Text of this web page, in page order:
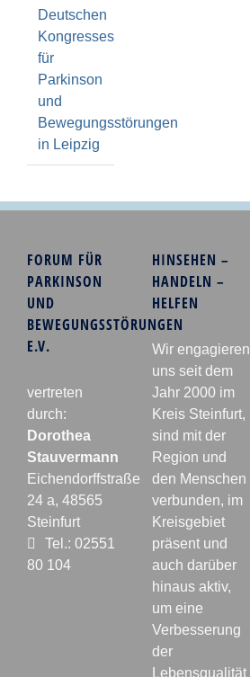
Deutschen
Kongresses
für
Parkinson
und
Bewegungsstörungen
in Leipzig
FORUM FÜR
PARKINSON
UND
BEWEGUNGSSTÖRUNGEN
E.V.
vertreten
durch:
Dorothea
Stauvermann
Eichendorffstraße
24 a, 48565
Steinfurt
Tel.: 02551
80 104
HINSEHEN –
HANDELN –
HELFEN
Wir engagieren
uns seit dem
Jahr 2000 im
Kreis Steinfurt,
sind mit der
Region und
den Menschen
verbunden, im
Kreisgebiet
präsent und
auch darüber
hinaus aktiv,
um eine
Verbesserung
der
Lebensqualität